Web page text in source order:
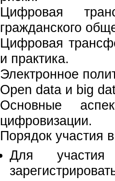
Цифровая
гражданского
Цифровая
и практика.
Электронное
Open data и big
Основные
цифровизации.
Порядок участия
Для участия